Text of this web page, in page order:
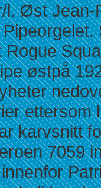
l. Øst
østpå
ettersom
karvsnitt
7059